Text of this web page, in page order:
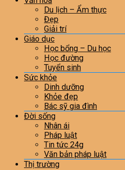
Du lịch – Ẩm thực
Đẹp
Giải trí
Giáo dục
Học bổng – Du học
Học đường
Tuyển sinh
Sức khỏe
Dinh dưỡng
Khỏe đẹp
Bác sỹ gia đình
Đời sống
Nhân ái
Pháp luật
Tin tức 24g
Văn bản pháp luật
Thị trường